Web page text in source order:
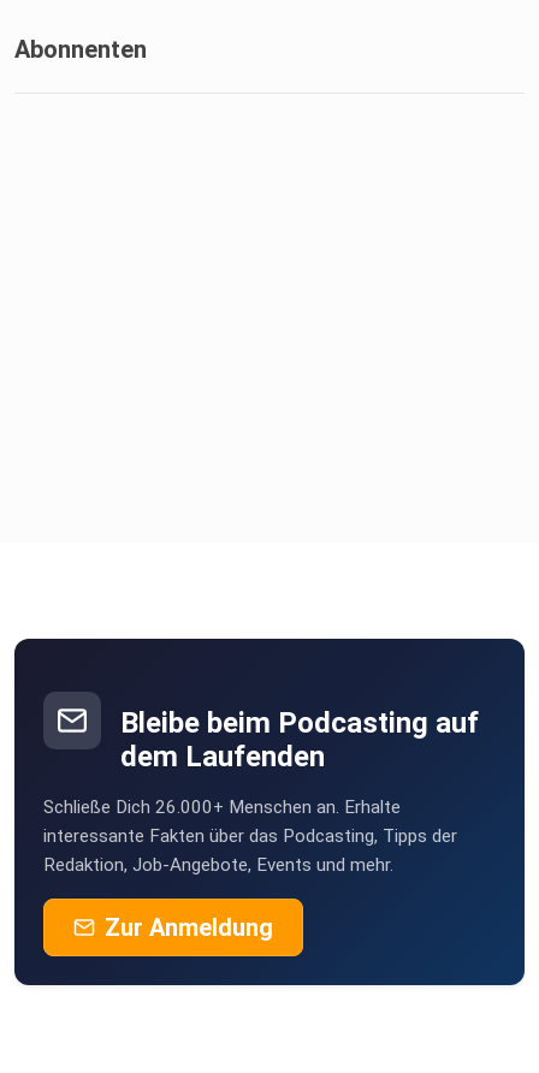
Abonnenten
Bleibe beim Podcasting auf
dem Laufenden
Schließe Dich 26.000+ Menschen an. Erhalte
interessante Fakten über das Podcasting, Tipps der
Redaktion, Job-Angebote, Events und mehr.
Zur Anmeldung